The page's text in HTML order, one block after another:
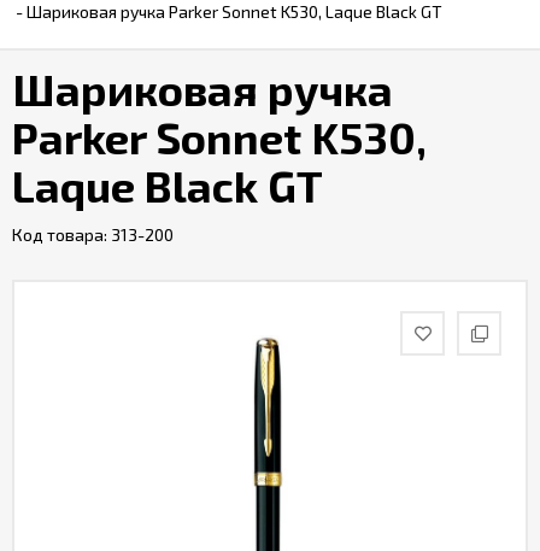
Возврат
Обзоры
ручек
Контакты
-Шариковая ручка Parker Sonnet K530, Laque Black GT
Шариковая ручка
Parker Sonnet K530,
Laque Black GT
Код товара: 313-200